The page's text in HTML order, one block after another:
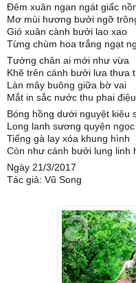
Đêm xuân ngan ngát giấc
Mơ mùi hương bưởi ngỡ
Gió xuân cành bưởi lao xao
Từng chùm hoa trắng ngạt
Tưởng chân ai mới như vừa
Khẽ trên cánh bưởi lưa thưa
Làn mây buông giữa bờ vai
Mắt in sắc nước thu phai
Bóng hồng dưới nguyệt kiêu
Long lanh sương quyện
Tiếng gà lay xóa khung hình
Còn như cánh bưởi lung linh
Ngày 21/3/2017
Tác giả: Vũ Song